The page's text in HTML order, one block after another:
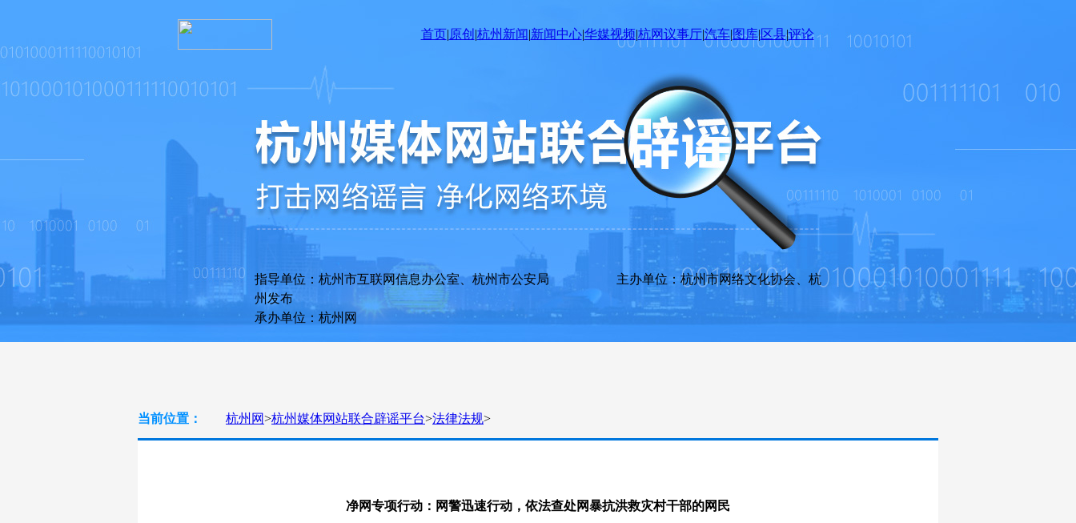
首页|原创 |杭州新闻|新闻中心|华媒视频|杭网议事厅|汽车|图库|区县|评论
指导单位：杭州市互联网信息办公室、杭州市公安局 主办单位：杭州市网络文化协会、杭
州发布
承办单位：杭州网
当前位置： 杭州网>杭州媒体网站联合辟谣平台>法律法规>
净网专项行动：网警迅速行动，依法查处网暴抗洪救灾村干部的网民